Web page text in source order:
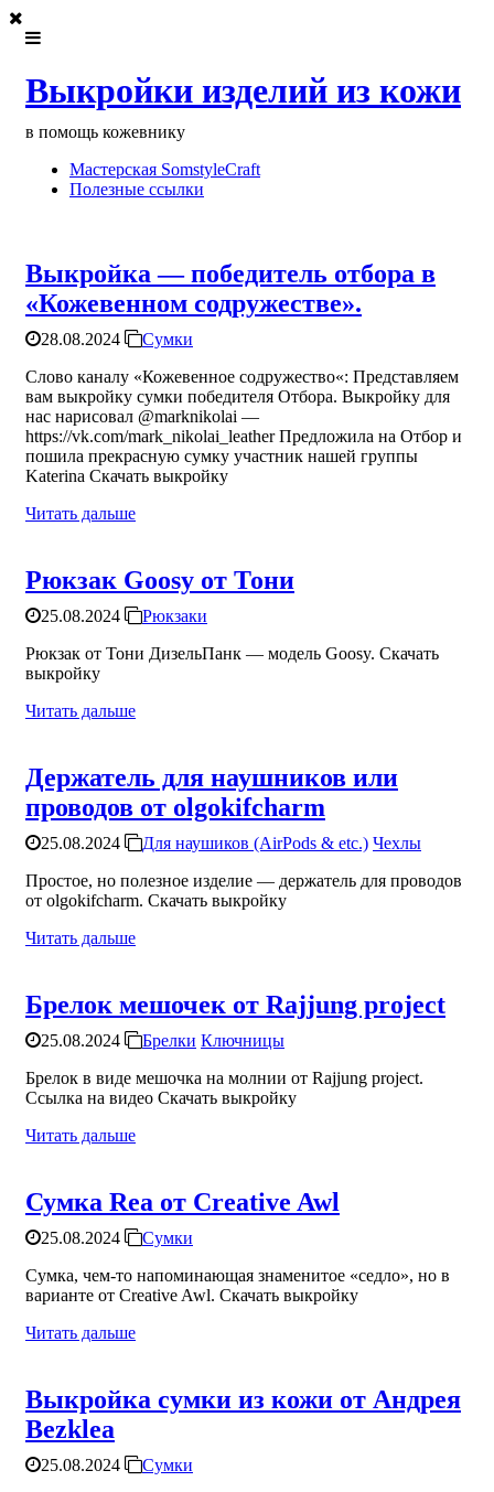
Выкройки изделий из кожи
в помощь кожевнику
Мастерская SomstyleCraft
Полезные ссылки
Выкройка — победитель отбора в
«Кожевенном содружестве».
28.08.2024
Сумки
Слово каналу «Кожевенное содружество«: Представляем
вам выкройку сумки победителя Отбора. Выкройку для
нас нарисовал @marknikolai —
https://vk.com/mark_nikolai_leather Предложила на Отбор и
пошила прекрасную сумку участник нашей группы
Katеrinа Скачать выкройку
Читать дальше
Рюкзак Goosy от Тони
25.08.2024
Рюкзаки
Рюкзак от Тони ДизельПанк — модель Goosy. Скачать
выкройку
Читать дальше
Держатель для наушников или
проводов от olgokifcharm
25.08.2024 Для наушиков (AirPods & etc.) Чехлы
Простое, но полезное изделие — держатель для проводов
от olgokifcharm. Скачать выкройку
Читать дальше
Брелок мешочек от Rajjung project
25.08.2024 Брелки Ключницы
Брелок в виде мешочка на молнии от Rajjung project.
Ссылка на видео Скачать выкройку
Читать дальше
Сумка Rea от Creative Awl
25.08.2024
Сумки
Сумка, чем-то напоминающая знаменитое «седло», но в
варианте от Creative Awl. Скачать выкройку
Читать дальше
Выкройка сумки из кожи от Андрея
Bezklea
25.08.2024
Сумки